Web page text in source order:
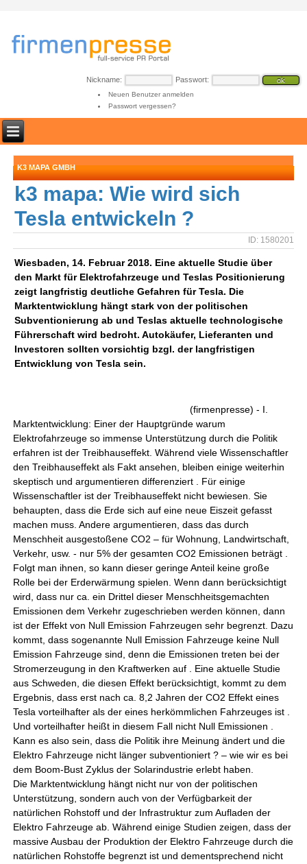
Nickname: Passwort:
Neuen Benutzer anmelden
Passwort vergessen?
K3 MAPA GMBH
k3 mapa: Wie wird sich
Tesla entwickeln ?
ID: 1580201
Wiesbaden, 14. Februar 2018. Eine aktuelle Studie über
den Markt für Elektrofahrzeuge und Teslas Positionierung
zeigt langfristig deutliche Gefahren für Tesla. Die
Marktentwicklung hängt stark von der politischen
Subventionierung ab und Teslas aktuelle technologische
Führerschaft wird bedroht. Autokäufer, Lieferanten und
Investoren sollten vorsichtig bzgl. der langfristigen
Entwicklung von Tesla sein.
(firmenpresse) - I.
Marktentwicklung: Einer der Hauptgründe warum
Elektrofahrzeuge so immense Unterstützung durch die Politik
erfahren ist der Treibhauseffekt. Während viele Wissenschaftler
den Treibhauseffekt als Fakt ansehen, bleiben einige weiterhin
skeptisch und argumentieren differenziert . Für einige
Wissenschaftler ist der Treibhauseffekt nicht bewiesen. Sie
behaupten, dass die Erde sich auf eine neue Eiszeit gefasst
machen muss. Andere argumentieren, dass das durch
Menschheit ausgestoßene CO2 – für Wohnung, Landwirtschaft,
Verkehr, usw. - nur 5% der gesamten CO2 Emissionen beträgt .
Folgt man ihnen, so kann dieser geringe Anteil keine große
Rolle bei der Erderwärmung spielen. Wenn dann berücksichtigt
wird, dass nur ca. ein Drittel dieser Menschheitsgemachten
Emissionen dem Verkehr zugeschrieben werden können, dann
ist der Effekt von Null Emission Fahrzeugen sehr begrenzt. Dazu
kommt, dass sogenannte Null Emission Fahrzeuge keine Null
Emission Fahrzeuge sind, denn die Emissionen treten bei der
Stromerzeugung in den Kraftwerken auf . Eine aktuelle Studie
aus Schweden, die diesen Effekt berücksichtigt, kommt zu dem
Ergebnis, dass erst nach ca. 8,2 Jahren der CO2 Effekt eines
Tesla vorteilhafter als der eines herkömmlichen Fahrzeuges ist .
Und vorteilhafter heißt in diesem Fall nicht Null Emissionen .
Kann es also sein, dass die Politik ihre Meinung ändert und die
Elektro Fahrzeuge nicht länger subventioniert ? – wie wir es bei
dem Boom-Bust Zyklus der Solarindustrie erlebt haben.
Die Marktentwicklung hängt nicht nur von der politischen
Unterstützung, sondern auch von der Verfügbarkeit der
natürlichen Rohstoff und der Infrastruktur zum Aufladen der
Elektro Fahrzeuge ab. Während einige Studien zeigen, dass der
massive Ausbau der Produktion der Elektro Fahrzeuge durch die
natürlichen Rohstoffe begrenzt ist und dementsprechend nicht